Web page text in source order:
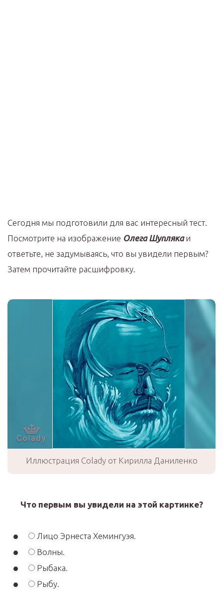
Сегодня мы подготовили для вас интересный тест.
Посмотрите на изображение Олега Шуплякаи
ответьте, не задумываясь, что вы увидели первым?
Затем прочитайте расшифровку.
Иллюстрация Colady от Кирилла Даниленко
Что первым вы увидели на этой картинке?
Лицо Эрнеста Хемингуэя.
Волны.
Рыбака.
Рыбу.